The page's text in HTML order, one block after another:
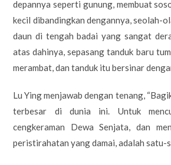
depannya seperti gunung, membuat
kecil dibandingkan dengannya, seolah-
daun di tengah badai yang sangat
atas dahinya, sepasang tanduk baru
merambat, dan tanduk itu bersinar
Lu Ying menjawab dengan tenang,
terbesar di dunia ini. Untuk
cengkeraman Dewa Senjata, dan
peristirahatan yang damai, adalah satu-